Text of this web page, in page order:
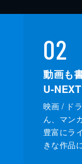
02
動画も
U-
映画 / ド
ん、マン
豊富にラ
きな作品